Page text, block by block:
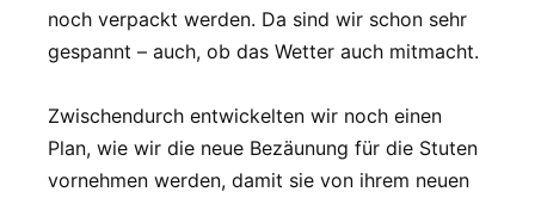
noch verpackt werden. Da sind wir schon sehr
gespannt – auch, ob das Wetter auch mitmacht.
Zwischendurch entwickelten wir noch einen
Plan, wie wir die neue Bezäunung für die Stuten
vornehmen werden, damit sie von ihrem neuen